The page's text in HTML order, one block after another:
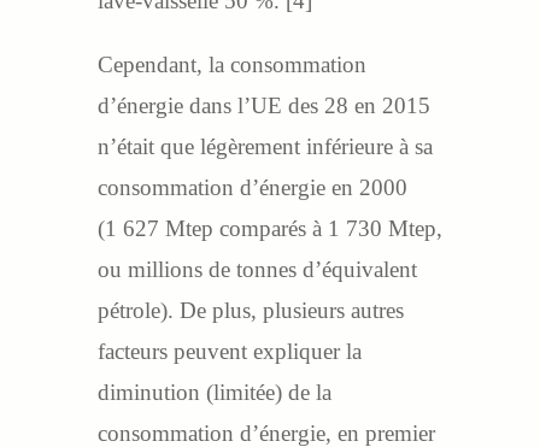
Cependant, la consommation
d’énergie dans l’UE des 28 en 2015
n’était que légèrement inférieure à sa
consommation d’énergie en 2000
(1 627 Mtep comparés à 1 730 Mtep,
ou millions de tonnes d’équivalent
pétrole). De plus, plusieurs autres
facteurs peuvent expliquer la
diminution (limitée) de la
consommation d’énergie, en premier